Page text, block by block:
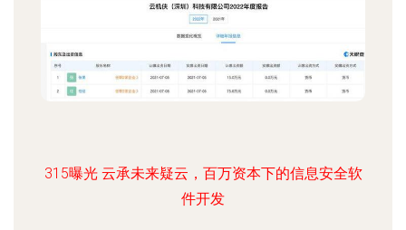
315曝光 云承未来疑云，百万资本下的信息安全软
件开发